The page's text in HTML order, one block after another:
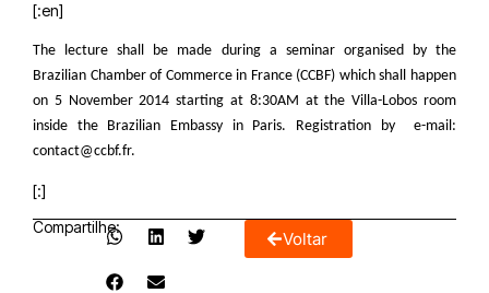
[:en]
The lecture shall be made during a seminar organised by the
Brazilian Chamber of Commerce in France (CCBF) which shall happen
on 5 November 2014 starting at 8:30AM at the Villa-Lobos room
inside the Brazilian Embassy in Paris. Registration by e-mail:
contact@ccbf.fr.
[:]
Compartilhe:
Voltar